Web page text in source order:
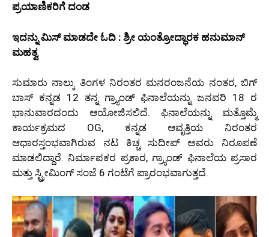
ಪ್ರಯಾಣಿಕರಿಗೆ ದಂಡ
ಇದನ್ನು ಮಿಸ್ ಮಾಡದೇ ಓದಿ : ಶ್ರೀ ಯಂತ್ರೋದ್ಧಾರಕ ಹನುಮಾನ್
ಮಹತ್ವ
ಸುಮಾರು ನಾಲ್ಕು ತಿಂಗಳ ನಿರಂತರ ಮನರಂಜನೆಯ ನಂತರ, ಬಿಗ್
ಬಾಸ್ ಕನ್ನಡ 12 ತನ್ನ ಗ್ರ್ಯಾಂಡ್ ಫಿನಾಲೆಯನ್ನು ಜನವರಿ 18 ರ
ಭಾನುವಾರದಂದು ಆಯೋಜಿಸಲಿದೆ. ಫಿನಾಲೆಯನ್ನು ಮತ್ತೊಮ್ಮೆ
ಕಾರ್ಯಕ್ರಮದ OG, ಕನ್ನಡ ಆವೃತ್ತಿಯ ನಿರಂತರ
ಆಧಾರಸ್ತಂಭವಾಗಿರುವ ನಟ ಕಿಚ್ಚ ಸುದೀಪ್ ಅವರು ನಿರೂಪಣೆ
ಮಾಡಲಿದ್ದಾರೆ. ನಿರ್ಮಾಪಕರ ಪ್ರಕಾರ, ಗ್ರ್ಯಾಂಡ್ ಫಿನಾಲೆಯ ಪ್ರಸಾರ
ಮತ್ತು ಸ್ಟ್ರೀಮಿಂಗ್ ಸಂಜೆ 6 ಗಂಟೆಗೆ ಪ್ರಾರಂಭವಾಗುತ್ತದೆ.